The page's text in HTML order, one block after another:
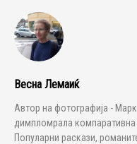
Весна Лемаиќ
Автор на фотографија -
димпломрала компаративна
Популарни раскази,